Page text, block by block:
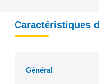
Caractéristiques
Général